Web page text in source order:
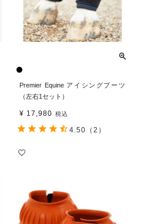
Premier Equine アイシングブーツ
（左右1セット）
¥ 17,980 税込
4.50 （2）